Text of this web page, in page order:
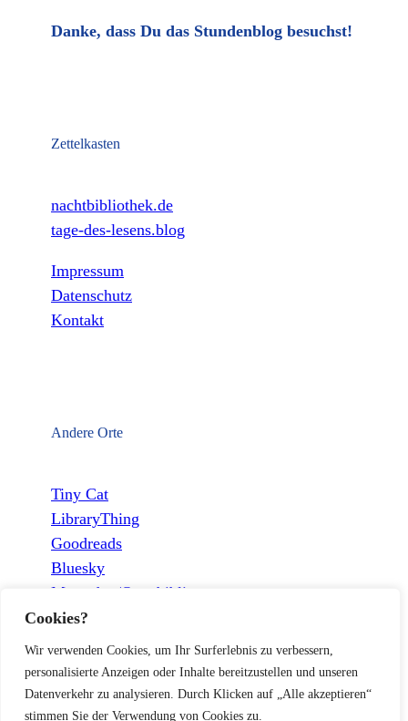
Cookies?
Wir verwenden Cookies, um Ihr Surferlebnis zu verbessern,
personalisierte Anzeigen oder Inhalte bereitzustellen und unseren
Datenverkehr zu analysieren. Durch Klicken auf „Alle akzeptieren“
stimmen Sie der Verwendung von Cookies zu.
Danke, dass Du das Stundenblog besuchst!
Zettelkasten
nachtbibliothek.de
tage-des-lesens.blog
Impressum
Datenschutz
Kontakt
Andere Orte
Tiny Cat
LibraryThing
Goodreads
Bluesky
Mastodon/Openbiblio